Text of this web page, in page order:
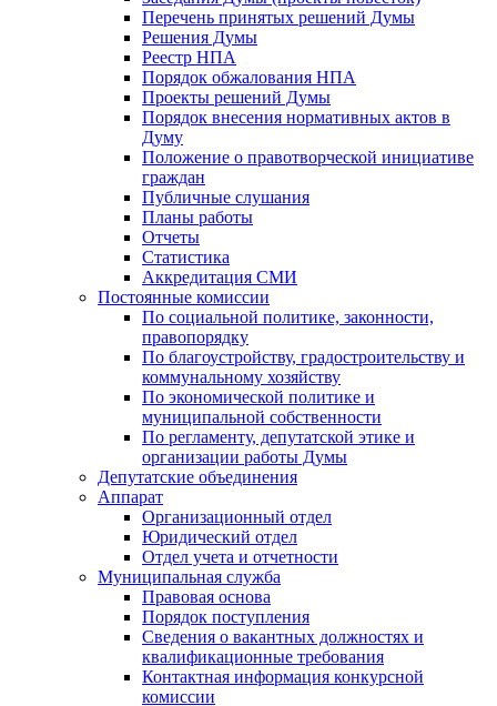
Перечень принятых решений Думы
Решения Думы
Реестр НПА
Порядок обжалования НПА
Проекты решений Думы
Порядок внесения нормативных актов в
Думу
Положение о правотворческой инициативе
граждан
Публичные слушания
Планы работы
Отчеты
Статистика
Аккредитация СМИ
Постоянные комиссии
По социальной политике, законности,
правопорядку
По благоустройству, градостроительству и
коммунальному хозяйству
По экономической политике и
муниципальной собственности
По регламенту, депутатской этике и
организации работы Думы
Депутатские объединения
Аппарат
Организационный отдел
Юридический отдел
Отдел учета и отчетности
Муниципальная служба
Правовая основа
Порядок поступления
Сведения о вакантных должностях и
квалификационные требования
Контактная информация конкурсной
комиссии